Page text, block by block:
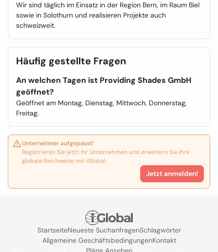
Wir sind täglich im Einsatz in der Region Bern, im Raum Biel
sowie in Solothurn und realisieren Projekte auch
schweizweit.
Häufig gestellte Fragen
An welchen Tagen ist Providing Shades GmbH
geöffnet?
Geöffnet am Montag, Dienstag, Mittwoch, Donnerstag,
Freitag.
Unternehmer aufgepasst!
Registrieren Sie jetzt Ihr Unternehmen und erweitern Sie Ihre
globale Reichweite mit iGlobal.
Jetzt anmelden!
StartseiteNeueste SuchanfragenSchlagwörter
Allgemeine GeschäftsbedingungenKontakt